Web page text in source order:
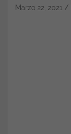
Marzo 22, 2021